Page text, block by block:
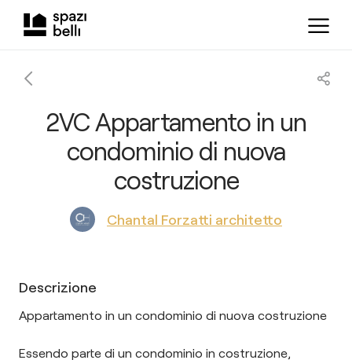
2VC Appartamento in un
condominio di nuova
costruzione
Chantal Forzatti architetto
Descrizione
Appartamento in un condominio di nuova costruzione
Essendo parte di un condominio in costruzione,